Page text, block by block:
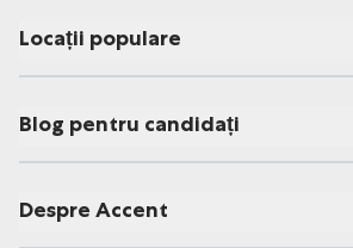
Locații populare
Blog pentru candidați
Despre Accent